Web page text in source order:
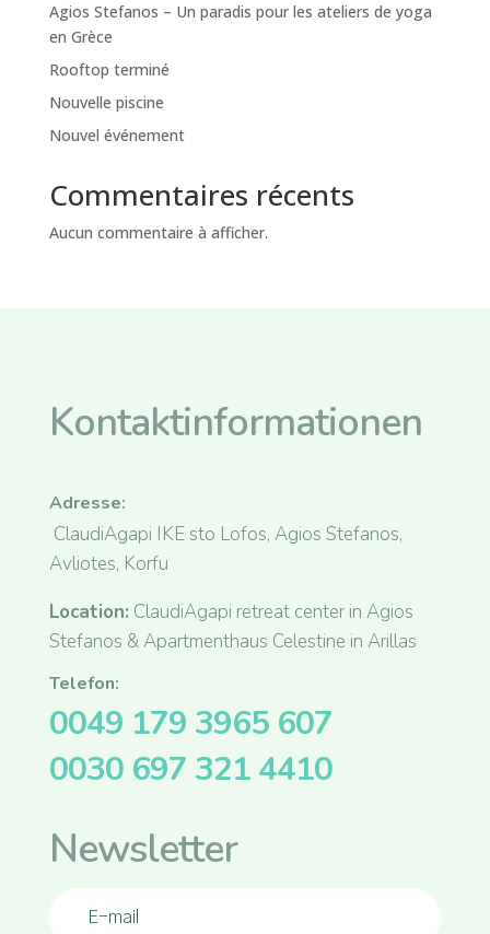
Agios Stefanos – Un paradis pour les ateliers de yoga
en Grèce
Rooftop terminé
Nouvelle piscine
Nouvel événement
Commentaires récents
Aucun commentaire à afficher.
Kontaktinformationen
Adresse:
ClaudiAgapi IKE sto Lofos, Agios Stefanos,
Avliotes, Korfu
Location: ClaudiAgapi retreat center in Agios
Stefanos & Apartmenthaus Celestine in Arillas
Telefon:
0049 179 3965 607
0030 697 321 4410
Newsletter